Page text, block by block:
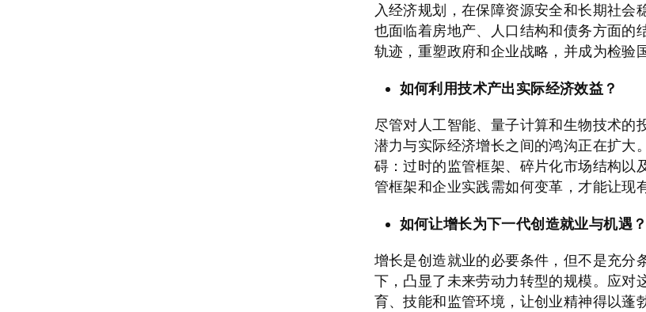
入经济规划，在保障资源安全和长期社
也面临着房地产、人口结构和债务方面的
轨迹，重塑政府和企业战略，并成为检验
如何利用技术产出实际经济效益？
尽管对人工智能、量子计算和生物技术的
潜力与实际经济增长之间的鸿沟正在扩大
碍：过时的监管框架、碎片化市场结构以
管框架和企业实践需如何变革，才能让现
如何让增长为下一代创造就业与机遇？
增长是创造就业的必要条件，但不是充分
下，凸显了未来劳动力转型的规模。应对
育、技能和监管环境，让创业精神得以蓬